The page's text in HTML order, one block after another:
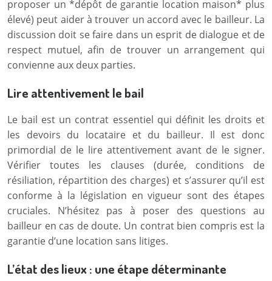
proposer un *dépôt de garantie location maison* plus
élevé) peut aider à trouver un accord avec le bailleur. La
discussion doit se faire dans un esprit de dialogue et de
respect mutuel, afin de trouver un arrangement qui
convienne aux deux parties.
Lire attentivement le bail
Le bail est un contrat essentiel qui définit les droits et
les devoirs du locataire et du bailleur. Il est donc
primordial de le lire attentivement avant de le signer.
Vérifier toutes les clauses (durée, conditions de
résiliation, répartition des charges) et s’assurer qu’il est
conforme à la législation en vigueur sont des étapes
cruciales. N’hésitez pas à poser des questions au
bailleur en cas de doute. Un contrat bien compris est la
garantie d’une location sans litiges.
L’état des lieux : une étape déterminante